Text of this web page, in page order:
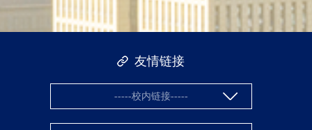
友情链接
-----校内链接-----